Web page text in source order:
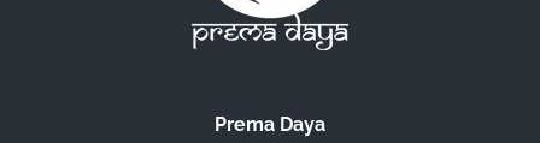
Prema Daya